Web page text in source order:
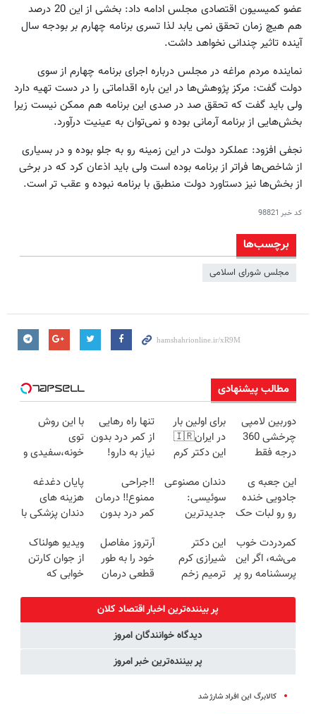
عضو کمیسیون اقتصادی مجلس ادامه داد: بخشی از این 20 درصد
هم هیچ زمان تحقق نمی یابد لذا تسری برنامه چهارم بر بودجه سال
آینده تاثیر چندانی نخواهد داشت.
نماینده مردم مراغه در مجلس درباره اجرای برنامه چهارم از سوی
دولت گفت: مرکز پژوهش‌ها در این باره اقداماتی را در دست تهیه دارد
ولی باید گفت که تحقق صد در صدی این برنامه هم ممکن نیست زیرا
بخش‌هایی از برنامه آرمانی بوده و نمی‌توان به عینیت درآورد.
نجفی افزود: عملکرد دولت در این زمینه رو به جلو بوده و در بسیاری
از شاخص‌ها فراتر از برنامه بوده است ولی باید اذعان کرد که در برخی
از بخش‌ها نیز دستاورد دولت منطبق با برنامه نبوده و عقب تر است.
کد خبر 98821
برچسب‌ها
مجلس شورای اسلامی
مطالب پیشنهادی
دوربین لامپی
چرخشی 360
درجه فقط
🔥 پرداخت
درب منزل
برای اولین بار
در ایران🇮🇷
این دکتر کرم
روزه ساخت!
تنها راه رهایی
از کمر درد بدون
نیاز به دارو!
با این روش
توی
خونه،سفیدی و
برگردون
(40%off)
این جعبه ی
جادویی خنده
رو رو لبات حک
خرید40%تخفیف
دندان مصنوعی
سوئیسی:
جدیدترین
سبک و مقاوم |
پرداخت قسطی
‼️جراحی
ممنوع‼️ درمان
کمر درد بدون
نقاهت
پایان دغدغه
هزینه های
دندان پزشکی با
کننده خانگی
کمردردت خوب
می‌شه، اگر این
پرسشنامه رو پر
این دکتر
شیرازی کرم
ترمیم زخم
ساخت!!!
آرتروز مفاصل
خود را به طور
قطعی درمان
◗پرسش‌نامه◖
ویدیو هولناک
از جوان کارتن
خوابی که
پر بیننده‌ترین اخبار اقتصاد كلان
دیدگاه خوانندگان امروز
پر بیننده‌ترین خبر امروز
کالابرگ این افراد شارژ شد